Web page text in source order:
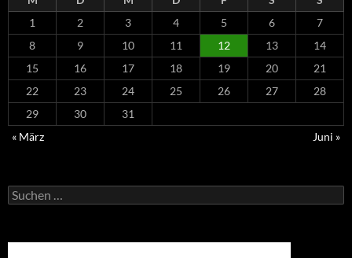
1
2 3 4 5 6
7
8
9 10 11 12 13
14
15
16 17 18 19 20
21
22
23 24 25 26 27
28
29
30
31
« März
Juni »
Suchen
nach: